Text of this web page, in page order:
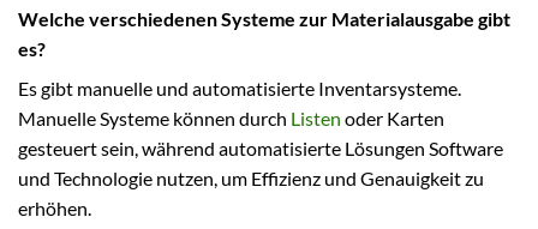
Welche verschiedenen Systeme zur Materialausgabe gibt
es?
Es gibt manuelle und automatisierte Inventarsysteme.
Manuelle Systeme können durch Listen oder Karten
gesteuert sein, während automatisierte Lösungen Software
und Technologie nutzen, um Effizienz und Genauigkeit zu
erhöhen.